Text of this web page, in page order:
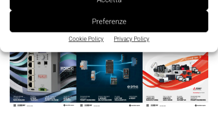
Preferenze
Cookie Policy Privacy Policy
LEGGI LA RIVISTA ⇢